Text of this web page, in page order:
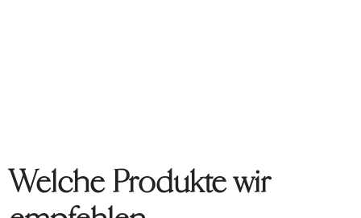
Welche Produkte wir